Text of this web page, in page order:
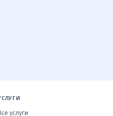
услуги